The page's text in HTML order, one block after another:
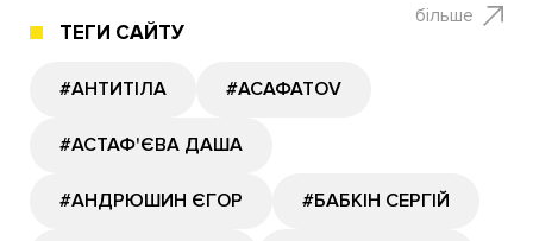
більше
ТЕГИ САЙТУ
#АНТИТІЛА #АСАФАТОV
#АСТАФ'ЄВА ДАША
#АНДРЮШИН ЄГОР #БАБКІН СЕРГІЙ